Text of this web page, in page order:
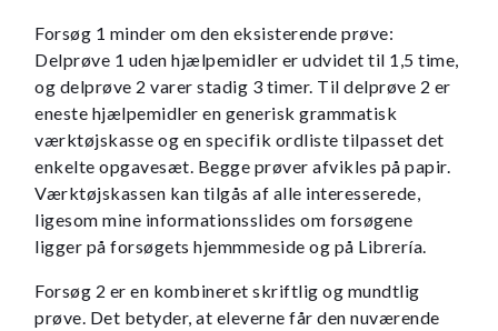
Forsøg 1 minder om den eksisterende prøve:
Delprøve 1 uden hjælpemidler er udvidet til 1,5 time,
og delprøve 2 varer stadig 3 timer. Til delprøve 2 er
eneste hjælpemidler en generisk grammatisk
værktøjskasse og en specifik ordliste tilpasset det
enkelte opgavesæt. Begge prøver afvikles på papir.
Værktøjskassen kan tilgås af alle interesserede,
ligesom mine informationsslides om forsøgene
ligger på forsøgets hjemmmeside og på Librería.
Forsøg 2 er en kombineret skriftlig og mundtlig
prøve. Det betyder, at eleverne får den nuværende